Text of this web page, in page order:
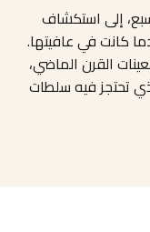
إلى استكشاف
كانت في عافيتها.
القرن الماضي،
تحتجز فيه سلطات